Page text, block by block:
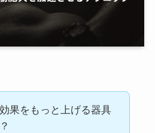
果をもっと上げる器具